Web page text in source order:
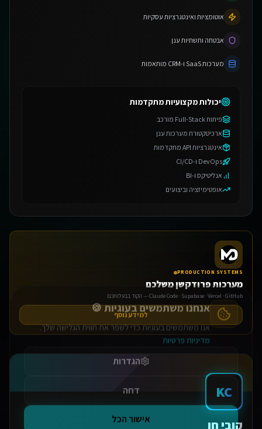
אוטומציות ואינטגרציות עסקיות
אבטחה ותשתיות ענן
מערכות SaaS ו-CRM מותאמות
יכולות מקצועיות מתקדמות
פיתוח Full-Stack מורכב
ארכיטקטורת מערכות ענן
אינטגרציות API מתקדמות
DevOps ו-CI/CD
אנליטיקס ו-BI
אופטימיזציה וביצועים
PRODUCTION SYSTEMS
מערכות פרודקשן משלכם
Claude Code · Supabase · Vercel · GitHub — הקוד בבעלותכם
למידע נוסף
KC
קובי חן
אנחנו משתמשים בעוגיות 🍪
אנו משתמשים בעוגיות כדי לשפר את חווית הגלישה שלך.
מדיניות פרטיות
הגדרות
דחה
אישור הכל